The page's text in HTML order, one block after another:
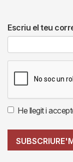
Escriu el teu
He llegit i